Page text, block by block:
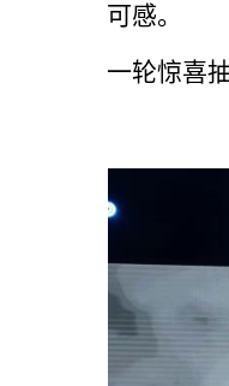
可感。
一轮惊喜